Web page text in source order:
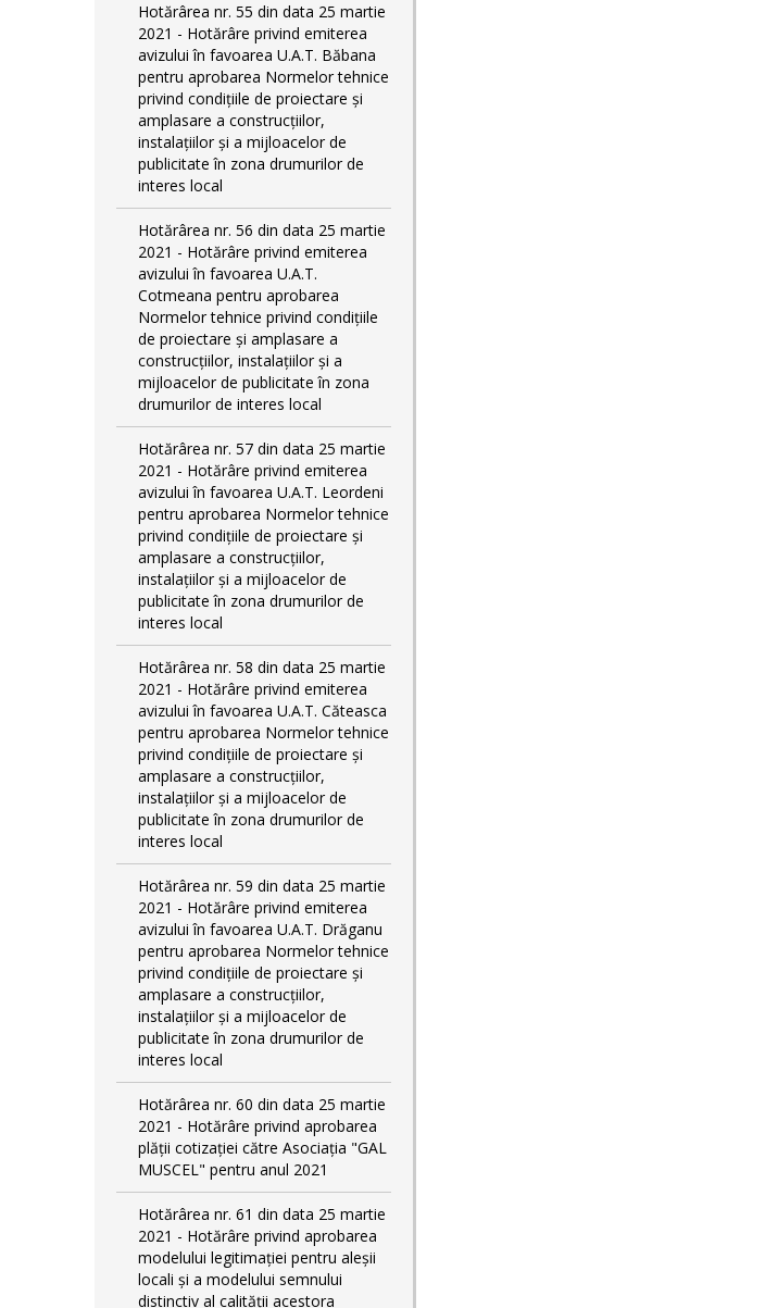
Hotărârea nr. 55 din data 25 martie
2021 - Hotărâre privind emiterea
avizului în favoarea U.A.T. Băbana
pentru aprobarea Normelor tehnice
privind condiţiile de proiectare şi
amplasare a construcţiilor,
instalaţiilor şi a mijloacelor de
publicitate în zona drumurilor de
interes local
Hotărârea nr. 56 din data 25 martie
2021 - Hotărâre privind emiterea
avizului în favoarea U.A.T.
Cotmeana pentru aprobarea
Normelor tehnice privind condiţiile
de proiectare şi amplasare a
construcţiilor, instalaţiilor şi a
mijloacelor de publicitate în zona
drumurilor de interes local
Hotărârea nr. 57 din data 25 martie
2021 - Hotărâre privind emiterea
avizului în favoarea U.A.T. Leordeni
pentru aprobarea Normelor tehnice
privind condiţiile de proiectare şi
amplasare a construcţiilor,
instalaţiilor şi a mijloacelor de
publicitate în zona drumurilor de
interes local
Hotărârea nr. 58 din data 25 martie
2021 - Hotărâre privind emiterea
avizului în favoarea U.A.T. Căteasca
pentru aprobarea Normelor tehnice
privind condiţiile de proiectare şi
amplasare a construcţiilor,
instalaţiilor şi a mijloacelor de
publicitate în zona drumurilor de
interes local
Hotărârea nr. 59 din data 25 martie
2021 - Hotărâre privind emiterea
avizului în favoarea U.A.T. Drăganu
pentru aprobarea Normelor tehnice
privind condiţiile de proiectare şi
amplasare a construcţiilor,
instalaţiilor şi a mijloacelor de
publicitate în zona drumurilor de
interes local
Hotărârea nr. 60 din data 25 martie
2021 - Hotărâre privind aprobarea
plății cotizației către Asociația "GAL
MUSCEL" pentru anul 2021
Hotărârea nr. 61 din data 25 martie
2021 - Hotărâre privind aprobarea
modelului legitimaţiei pentru aleşii
locali şi a modelului semnului
distinctiv al calităţii acestora